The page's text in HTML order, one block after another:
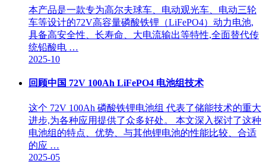
本产品是一款专为高尔夫球车、电动观光车、电动三轮
车等设计的72V高容量磷酸铁锂（LiFePO4）动力电池,
具备高安全性、长寿命、大电流输出等特性,全面替代传
统铅酸电 …
2025-10
回顾中国 72V 100Ah LiFePO4 电池组技术
这个 72V 100Ah 磷酸铁锂电池组 代表了储能技术的重大
进步,为各种应用提供了众多好处。 本文深入探讨了这种
电池组的特点、优势、与其他锂电池的性能比较、合适
的应 …
2025-05